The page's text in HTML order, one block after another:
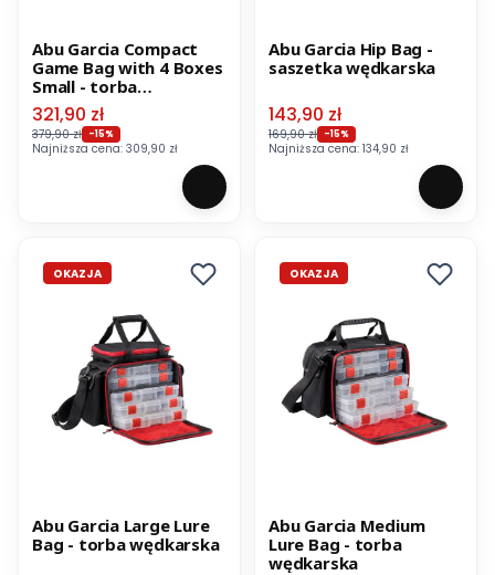
Abu Garcia Compact
Game Bag with 4 Boxes
Small - torba
wędkarska
Cena promocyjna
321,90 zł
379,90 zł -15%
Najniższa cena: 309,90 zł
Abu Garcia Hip Bag -
saszetka wędkarska
Cena promocyjna
143,90 zł
169,90 zł -15%
Najniższa cena: 134,90 zł
OKAZJA
Abu Garcia Large Lure
Bag - torba wędkarska
OKAZJA
Abu Garcia Medium
Lure Bag - torba
wędkarska